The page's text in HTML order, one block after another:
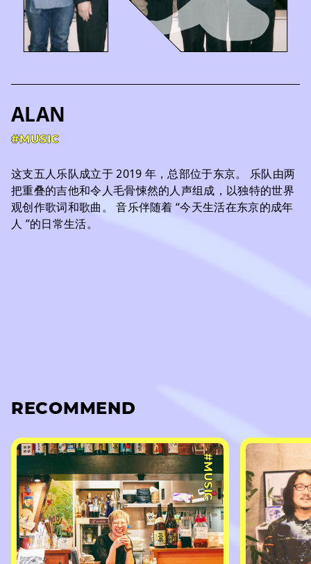
ALAN
#MUSIC
这支五人乐队成立于 2019 年，总部位于东京。 乐队由两
把重叠的吉他和令人毛骨悚然的人声组成，以独特的世界
观创作歌词和歌曲。 音乐伴随着 “今天生活在东京的成年
人 ”的日常生活。
RECOMMEND
#MUSIC